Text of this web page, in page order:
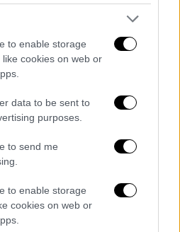
to enable storage
cookies on web or
data to be sent to
purposes.
to send me
to enable storage
cookies on web or
Πέθανε η πρώην
80 ετών